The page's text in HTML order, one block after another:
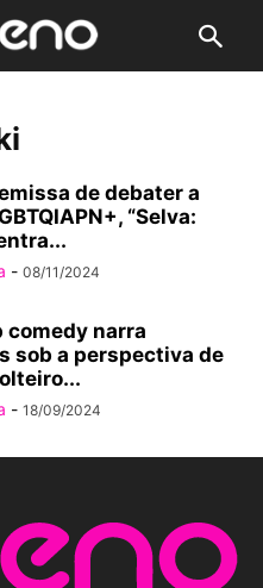
de debater a
“Selva:
- 08/11/2024
comedy narra
sob a perspectiva de
- 18/09/2024